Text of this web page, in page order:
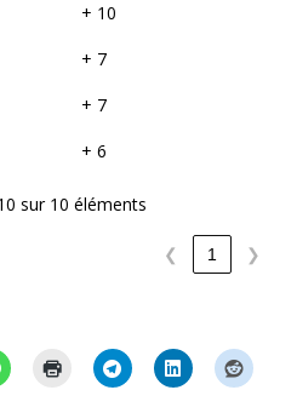
+ 10
+ 7
+ 7
+ 6
sur 10 éléments
❮ 1 ❯